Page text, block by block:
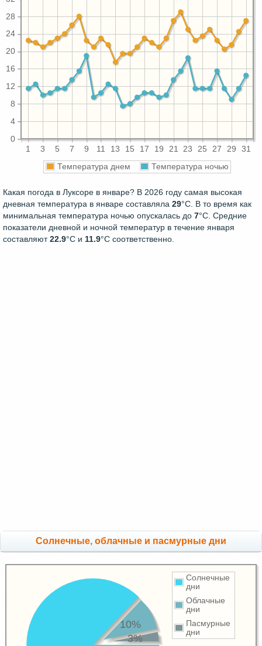
1 3 5 7 9 11 13 15 17 19 21 23 25 27 29 31
0
4
8
12
16
20
24
28
Температура днем Температура ночью
Какая погода в Луксоре в январе? В 2026 году самая высокая
дневная температура в январе составляла 29°С. В то время как
минимальная температура ночью опускалась до 7°C. Средние
показатели дневной и ночной температур в течение января
составляют22.9°С и 11.9°С соответственно.
Cолнечные, облачные и пасмурные дни
Солнечные
дни
Облачные
дни
Пасмурные
дни
10%
3%